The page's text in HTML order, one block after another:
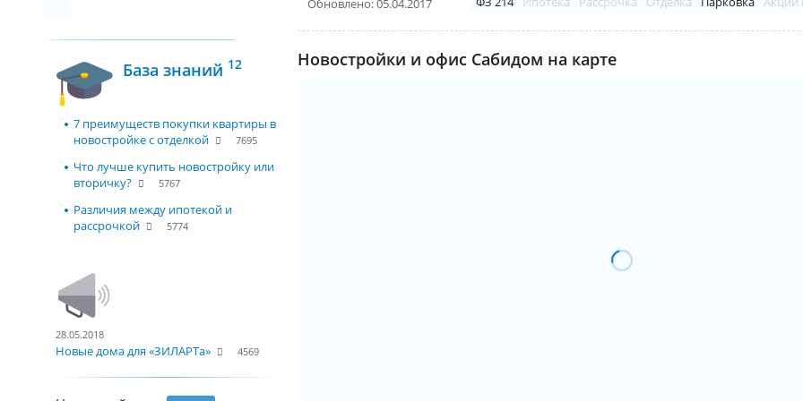
База знаний 12
7 преимуществ покупки квартиры в
новостройке с отделкой
7695
Что лучше купить новостройку или
вторичку?
5767
Различия между ипотекой и
рассрочкой
5774
28.05.2018
Новые дома для «ЗИЛАРТа» 4569
Обновлено: 05.04.2017
Новостройки и офис Сабидом на карте